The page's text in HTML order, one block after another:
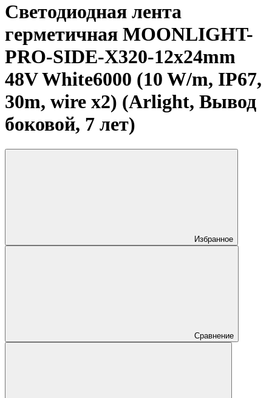
Светодиодная лента
герметичная MOONLIGHT-
PRO-SIDE-X320-12x24mm
48V White6000 (10 W/m, IP67,
30m, wire x2) (Arlight, Вывод
боковой, 7 лет)
Избранное
Сравнение